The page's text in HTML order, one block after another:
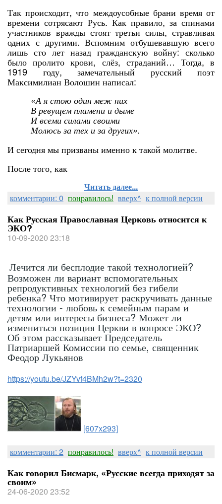
Так происходит, что междоусобные брани время от
времени сотрясают Русь. Как правило, за спинами
участников вражды стоят третьи силы, стравливая
одних с другими. Вспомним отбушевавшую всего
лишь сто лет назад гражданскую войну: сколько
было пролито крови, слёз, страданий… Тогда, в
1919 году, замечательный русский поэт
Максимилиан Волошин написал:
«А я стою один меж них
В ревущем пламени и дыме
И всеми силами своими
Молюсь за тех и за других».
И сегодня мы призваны именно к такой молитве.
После того, как
Читать далее...
комментарии: 0 понравилось! вверх^ к полной версии
Как Русская Православная Церковь относится к
ЭКО?
10-09-2020 23:18
Лечится ли бесплодие такой технологией?
Возможен ли вариант вспомогательных
репродуктивных технологий без гибели
ребенка? Что мотивирует раскручивать данные
технологии - любовь к семейным парам и
детям или интересы бизнеса? Может ли
измениться позиция Церкви в вопросе ЭКО?
Об этом рассказывает Председатель
Патриаршей Комиссии по семье, священник
Феодор Лукьянов
https://youtu.be/JZYvf4BMh2w?t=2320
[607x293]
комментарии: 2 понравилось! вверх^ к полной версии
Как говорил Бисмарк, «Русские всегда приходят за
своим»
24-06-2020 23:52